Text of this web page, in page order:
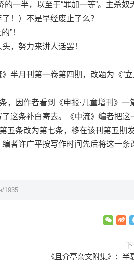
一半，以至于“罪加一等”。主杀奴
！）不是早经废止了么？
”！
，努力来讲人话罢！
月刊第一卷第四期，改题为《“立
因作者看到《申报·儿童增刊》一
这条补白寄去。《中流》编者把这
五条改为第七条，移在该刊第五期发
者许广平按写作时间先后将这一条
1935
《且介亭杂文附集》：半